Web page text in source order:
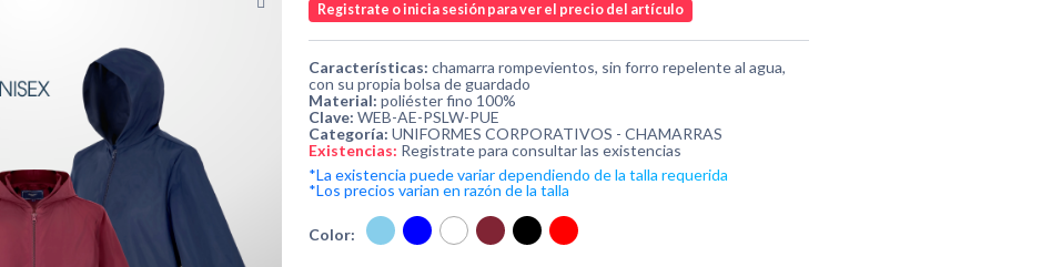
Registrate o inicia sesión para ver el precio del artículo
Características: chamarra rompevientos, sin forro repelente al agua,
con su propia bolsa de guardado
Material: poliéster fino 100%
Clave: WEB-AE-PSLW-PUE
Categoría: UNIFORMES CORPORATIVOS - CHAMARRAS
Existencias: Registrate para consultar las existencias
*La existencia puede variar dependiendo de la talla requerida
*Los precios varian en razón de la talla
Color: